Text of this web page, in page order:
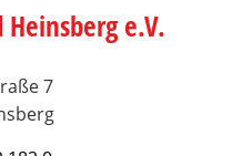
e.V.
7